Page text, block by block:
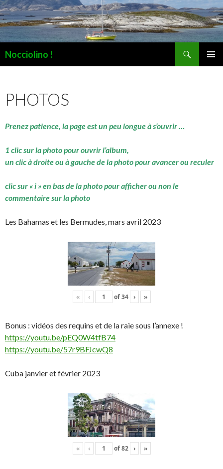
Nocciolino !
PHOTOS
Prenez patience, la page est un peu longue à s’ouvrir …
1 clic sur la photo pour ouvrir l’album,
un clic à droite ou à gauche de la photo pour avancer ou reculer
clic sur « i » en bas de la photo pour afficher ou non le
commentaire sur la photo
Les Bahamas et les Bermudes, mars avril 2023
« ‹ of34 › »
Bonus : vidéos des requins et de la raie sous l’annexe !
https://youtu.be/pEQ0W4tfB74
https://youtu.be/57r9BFJcwQ8
Cuba janvier et février 2023
« ‹ of82 › »